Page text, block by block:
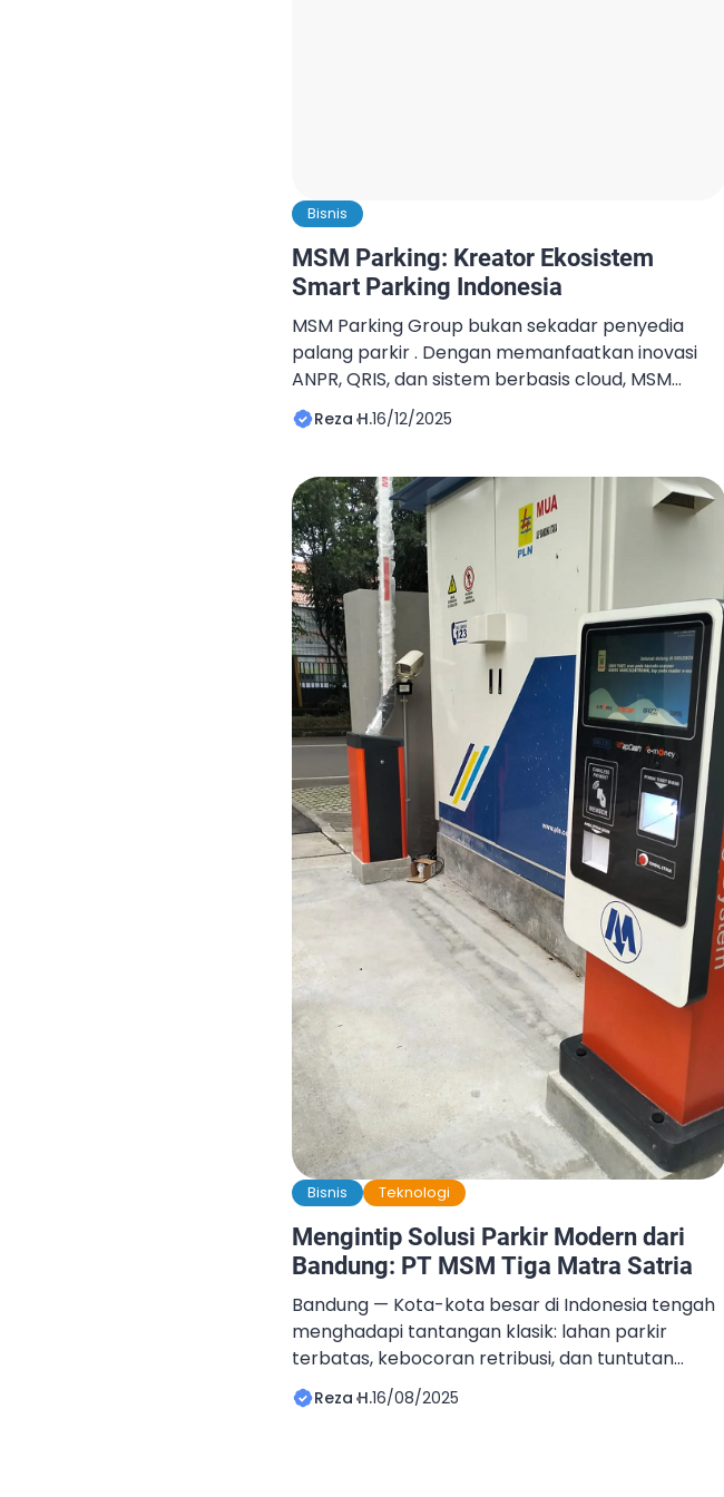
Bisnis
MSM Parking: Kreator Ekosistem
Smart Parking Indonesia
MSM Parking Group bukan sekadar penyedia
palang parkir . Dengan memanfaatkan inovasi
ANPR, QRIS, dan sistem berbasis cloud, MSM
memposisikan diri sebagai pelopor ekosistem
smart parking di Indonesia. Pendekatan ini tidak
juga memastikan solusi parkir yang kokoh, efisien,
dan transparan bagi berbagai sektor kota
modern. Lebih dari sekadar bisnis, MSM […]
Reza H.16/12/2025
Bisnis Teknologi
Mengintip Solusi Parkir Modern dari
Bandung: PT MSM Tiga Matra Satria
Bandung — Kota-kota besar di Indonesia tengah
menghadapi tantangan klasik: lahan parkir
terbatas, kebocoran retribusi, dan tuntutan
digitalisasi. Di tengah situasi itu, sebuah
perusahaan asal Bandung mulai mencuri
Reza H.16/08/2025